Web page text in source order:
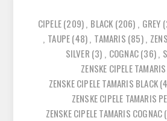
CIPELE(209), BLACK (206) , GREY
, TAUPE(48), TAMARIS (85),
SILVER (3) , COGNAC(36),
ZENSKE CIPELE TAMARIS
ZENSKE CIPELE TAMARIS BLACK
ZENSKE CIPELE TAMARIS
ZENSKE CIPELE TAMARIS COGNAC